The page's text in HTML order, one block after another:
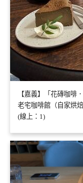
【嘉義】「花磚咖啡
老宅咖啡館（自家烘
(線上：1)